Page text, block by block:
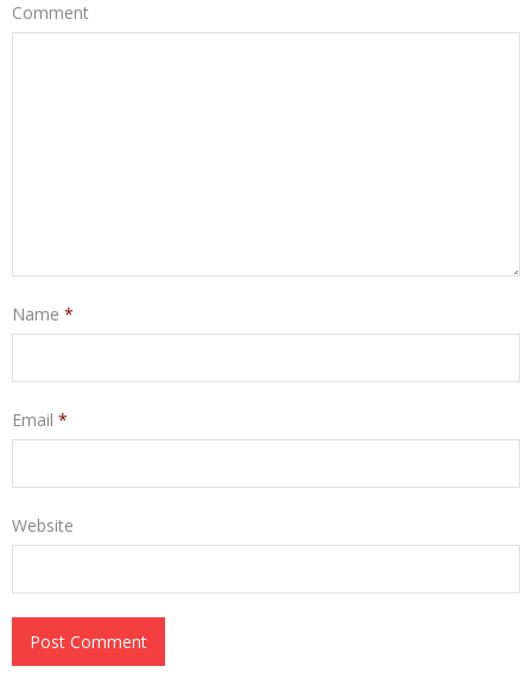
Comment
Name *
Email *
Website